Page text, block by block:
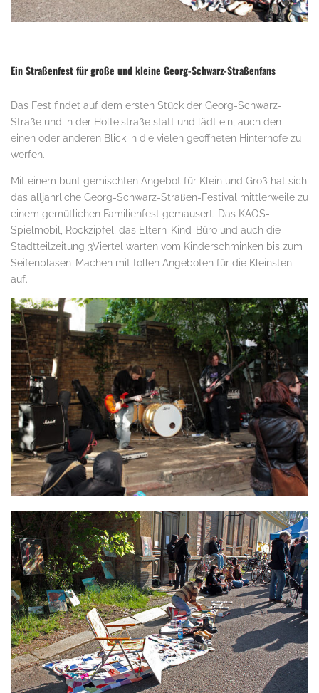
Ein Straßenfest für große und kleine Georg-Schwarz-Straßenfans
Das Fest findet auf dem ersten Stück der Georg-Schwarz-
Straße und in der Holteistraße statt und lädt ein, auch den
einen oder anderen Blick in die vielen geöffneten Hinterhöfe zu
werfen.
Mit einem bunt gemischten Angebot für Klein und Groß hat sich
das alljährliche Georg-Schwarz-Straßen-Festival mittlerweile zu
einem gemütlichen Familienfest gemausert. Das KAOS-
Spielmobil, Rockzipfel, das Eltern-Kind-Büro und auch die
Stadtteilzeitung 3Viertel warten vom Kinderschminken bis zum
Seifenblasen-Machen mit tollen Angeboten für die Kleinsten
auf.